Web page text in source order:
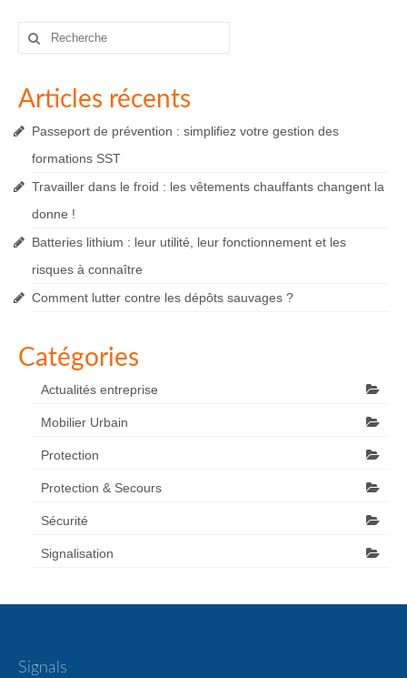
Rechercher
Articles récents
Passeport de prévention : simplifiez votre gestion des
formations SST
Travailler dans le froid : les vêtements chauffants changent la
donne !
Batteries lithium : leur utilité, leur fonctionnement et les
risques à connaître
Comment lutter contre les dépôts sauvages ?
Catégories
Actualités entreprise
Mobilier Urbain
Protection
Protection & Secours
Sécurité
Signalisation
Signals